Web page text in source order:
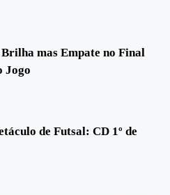
mas Empate no Final
Jogo
de Futsal: CD 1º de